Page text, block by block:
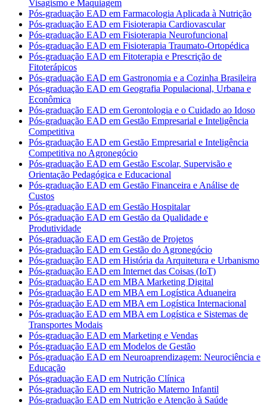
Visagismo e Maquiagem
Pós-graduação EAD em Farmacologia Aplicada à Nutrição
Pós-graduação EAD em Fisioterapia Cardiovascular
Pós-graduação EAD em Fisioterapia Neurofuncional
Pós-graduação EAD em Fisioterapia Traumato-Ortopédica
Pós-graduação EAD em Fitoterapia e Prescrição de
Fitoterápicos
Pós-graduação EAD em Gastronomia e a Cozinha Brasileira
Pós-graduação EAD em Geografia Populacional, Urbana e
Econômica
Pós-graduação EAD em Gerontologia e o Cuidado ao Idoso
Pós-graduação EAD em Gestão Empresarial e Inteligência
Competitiva
Pós-graduação EAD em Gestão Empresarial e Inteligência
Competitiva no Agronegócio
Pós-graduação EAD em Gestão Escolar, Supervisão e
Orientação Pedagógica e Educacional
Pós-graduação EAD em Gestão Financeira e Análise de
Custos
Pós-graduação EAD em Gestão Hospitalar
Pós-graduação EAD em Gestão da Qualidade e
Produtividade
Pós-graduação EAD em Gestão de Projetos
Pós-graduação EAD em Gestão do Agronegócio
Pós-graduação EAD em História da Arquitetura e Urbanismo
Pós-graduação EAD em Internet das Coisas (IoT)
Pós-graduação EAD em MBA Marketing Digital
Pós-graduação EAD em MBA em Logística Aduaneira
Pós-graduação EAD em MBA em Logística Internacional
Pós-graduação EAD em MBA em Logística e Sistemas de
Transportes Modais
Pós-graduação EAD em Marketing e Vendas
Pós-graduação EAD em Modelos de Gestão
Pós-graduação EAD em Neuroaprendizagem: Neurociência e
Educação
Pós-graduação EAD em Nutrição Clínica
Pós-graduação EAD em Nutrição Materno Infantil
Pós-graduação EAD em Nutrição e Atenção à Saúde